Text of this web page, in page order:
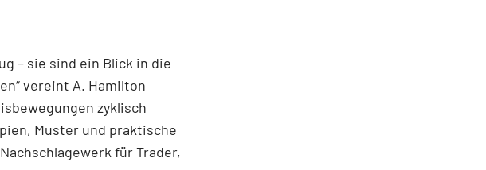
– sie sind ein Blick in die
vereint A. Hamilton
zyklisch
Muster und praktische
für Trader,